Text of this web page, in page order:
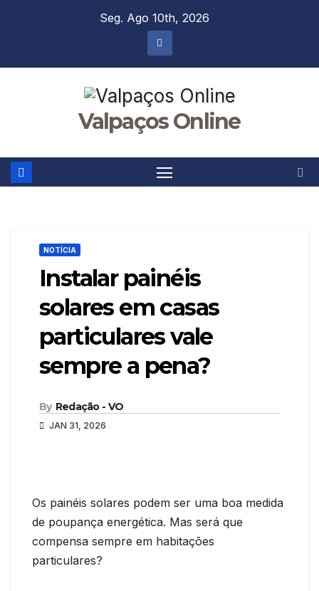
Seg. Ago 10th, 2026
Valpaços Online
NOTÍCIA
Instalar painéis
solares em casas
particulares vale
sempre a pena?
By Redação - VO
JAN 31, 2026
Os painéis solares podem ser uma boa medida
de poupança energética. Mas será que
compensa sempre em habitações
particulares?